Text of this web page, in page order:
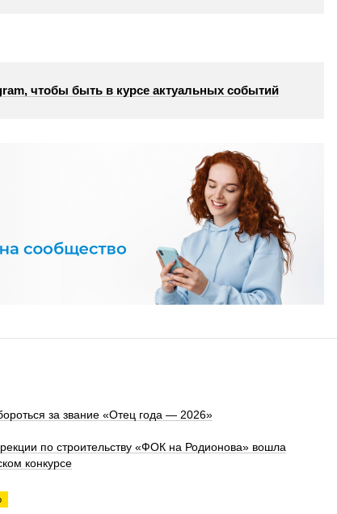
чтобы быть в курсе актуальных событий
за звание «Отец года — 2026»
по строительству «ФОК на Родионова» вошла
конкурсе